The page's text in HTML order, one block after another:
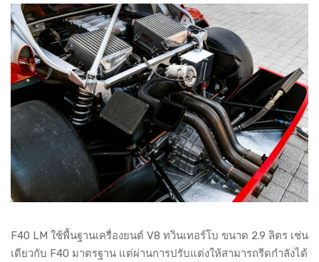
F40 LM ใช้พื้นฐานเครื่องยนต์ V8 ทวินเทอร์โบ ขนาด 2.9 ลิตร เช่น
เดียวกับ F40 มาตรฐาน แต่ผ่านการปรับแต่งให้สามารถรีดกำลังได้